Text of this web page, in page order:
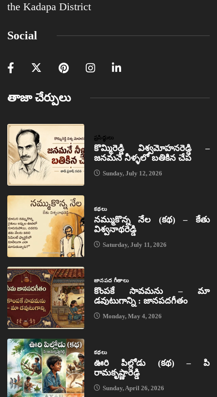
the Kadapa District
Social
తాజా చేర్పులు
ప్రసిద్ధులు
కొమ్మిరెడ్డి విశ్వమోహనరెడ్డి –
జనమనే నీళ్ళలో బతికిన చేప
Sunday, July 12, 2026
కథలు
నమ్ముకొన్న నేల (కథ) – కేతు
విశ్వనాథరెడ్డి
Saturday, July 11, 2026
జానపద గీతాలు
కొంపకే సావమను – మా
డవుటుగాన్ని : జానపదగీతం
Monday, May 4, 2026
కథలు
ఊరి పిల్లోడు (కథ) – పి
రామకృష్ణారెడ్డి
Sunday, April 26, 2026